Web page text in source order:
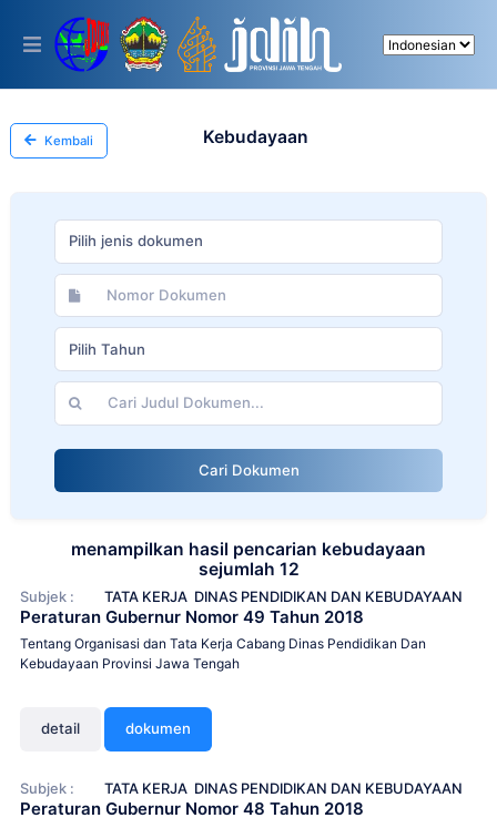
This
includes
accessibility
system.
Kembali Kebudayaan
Pilih jenis dokumen
Pilih Tahun
Cari Dokumen
menampilkan hasil pencarian kebudayaan
sejumlah 12
Subjek : TATA KERJA DINAS PENDIDIKAN DAN KEBUDAYAAN
Peraturan Gubernur Nomor 49 Tahun 2018
Tentang Organisasi dan Tata Kerja Cabang Dinas Pendidikan Dan
Kebudayaan Provinsi Jawa Tengah
detail dokumen
Subjek : TATA KERJA DINAS PENDIDIKAN DAN KEBUDAYAAN
Peraturan Gubernur Nomor 48 Tahun 2018